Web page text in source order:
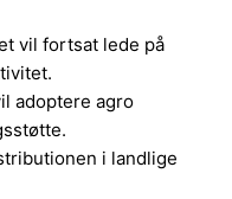
vil fortsat lede på
adoptere agro
i landlige